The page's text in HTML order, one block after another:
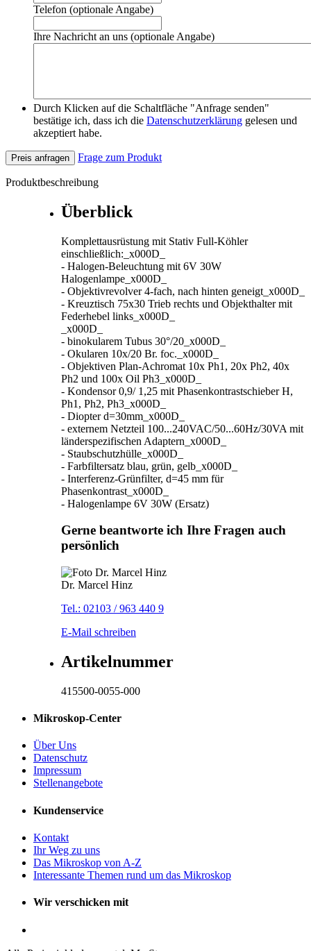
Telefon (optionale Angabe)
Ihre Nachricht an uns (optionale Angabe)
Durch Klicken auf die Schaltfläche "Anfrage senden"
bestätige ich, dass ich die Datenschutzerklärung gelesen und
akzeptiert habe.
Preis anfragen Frage zum Produkt
Produktbeschreibung
Überblick
Komplettausrüstung mit Stativ Full-Köhler
einschließlich:_x000D_
- Halogen-Beleuchtung mit 6V 30W
Halogenlampe_x000D_
- Objektivrevolver 4-fach, nach hinten geneigt_x000D_
- Kreuztisch 75x30 Trieb rechts und Objekthalter mit
Federhebel links_x000D_
_x000D_
- binokularem Tubus 30°/20_x000D_
- Okularen 10x/20 Br. foc._x000D_
- Objektiven Plan-Achromat 10x Ph1, 20x Ph2, 40x
Ph2 und 100x Oil Ph3_x000D_
- Kondensor 0,9/ 1,25 mit Phasenkontrastschieber H,
Ph1, Ph2, Ph3_x000D_
- Diopter d=30mm_x000D_
- externem Netzteil 100...240VAC/50...60Hz/30VA mit
länderspezifischen Adaptern_x000D_
- Staubschutzhülle_x000D_
- Farbfiltersatz blau, grün, gelb_x000D_
- Interferenz-Grünfilter, d=45 mm für
Phasenkontrast_x000D_
- Halogenlampe 6V 30W (Ersatz)
Gerne beantworte ich Ihre Fragen auch
persönlich
Dr. Marcel Hinz
Tel.: 02103 / 963 440 9
E-Mail schreiben
Artikelnummer
415500-0055-000
Mikroskop-Center
Über Uns
Datenschutz
Impressum
Stellenangebote
Kundenservice
Kontakt
Ihr Weg zu uns
Das Mikroskop von A-Z
Interessante Themen rund um das Mikroskop
Wir verschicken mit